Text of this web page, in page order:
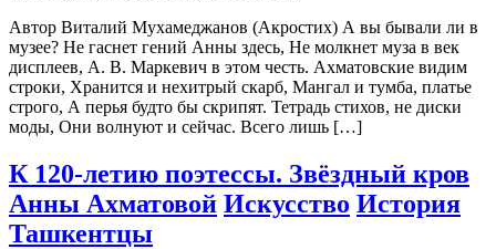
Автор Виталий Мухамеджанов (Акростих) А вы бывали ли в
музее? Не гаснет гений Анны здесь, Не молкнет муза в век
дисплеев, А. В. Маркевич в этом честь. Ахматовские видим
строки, Хранится и нехитрый скарб, Мангал и тумба, платье
строго, А перья будто бы скрипят. Тетрадь стихов, не диски
моды, Они волнуют и сейчас. Всего лишь […]
К 120-летию поэтессы. Звёздный кров
Анны Ахматовой Искусство История
Ташкентцы